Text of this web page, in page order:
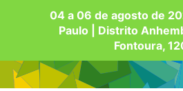
04 a 06 de agosto de
Paulo | Distrito
Fontoura,